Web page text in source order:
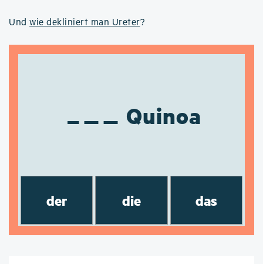
Und wie dekliniert man Ureter?
Quinoa
der die das